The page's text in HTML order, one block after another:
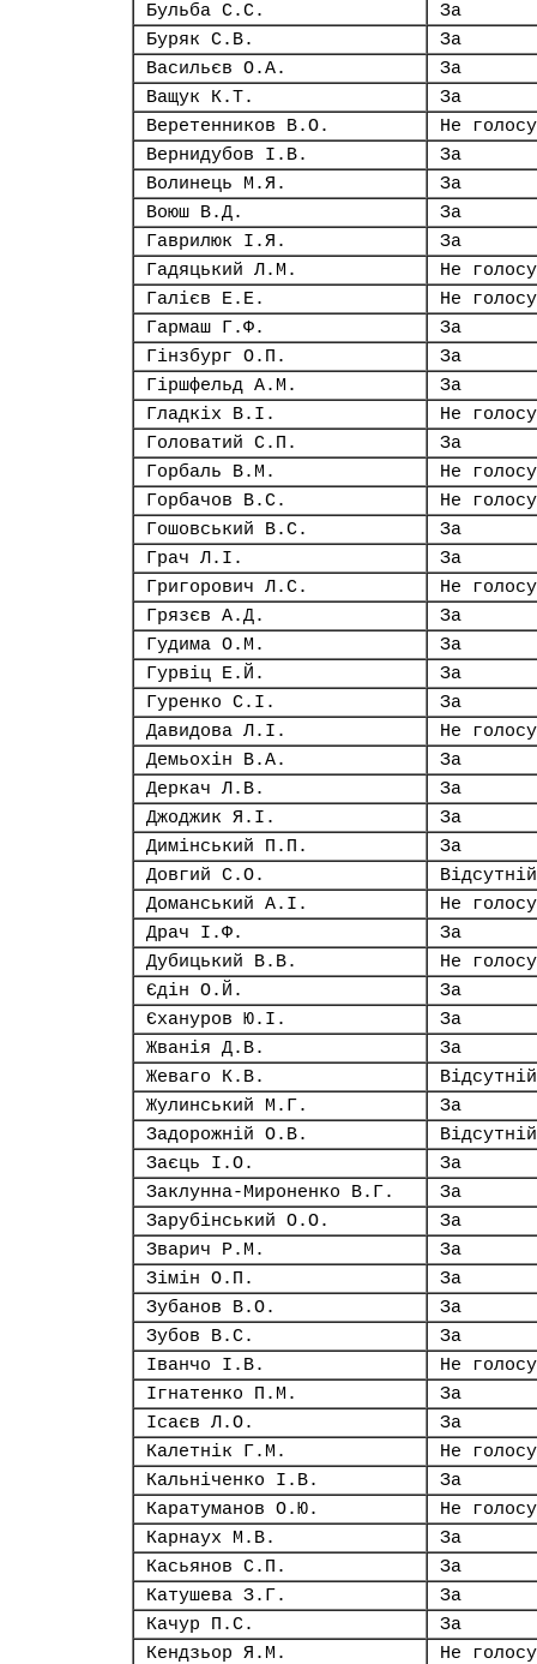
Бульба С.С.
За
Буряк С.В.
За
Васильєв О.А.
За
Ващук К.Т.
За
Веретенников В.О.
Не
Вернидубов І.В.
За
Волинець М.Я.
За
Воюш В.Д.
За
Гаврилюк І.Я.
За
Гадяцький Л.М.
Не
Галієв Е.Е.
Не
Гармаш Г.Ф.
За
Гінзбург О.П.
За
Гіршфельд А.М.
За
Гладкіх В.І.
Не
Головатий С.П.
За
Горбаль В.М.
Не
Горбачов В.С.
Не
Гошовський В.С.
За
Грач Л.І.
За
Григорович Л.С.
Не
Грязєв А.Д.
За
Гудима О.М.
За
Гурвіц Е.Й.
За
Гуренко С.І.
За
Давидова Л.І.
Не
Демьохін В.А.
За
Деркач Л.В.
За
Джоджик Я.І.
За
Димінський П.П.
За
Довгий С.О.
Відсутній
Доманський А.І.
Не
Драч І.Ф.
За
Дубицький В.В.
Не
Єдін О.Й.
За
Єхануров Ю.І.
За
Жванія Д.В.
За
Жеваго К.В.
Відсутній
Жулинський М.Г.
За
Задорожній О.В.
Відсутній
Заєць І.О.
За
Заклунна-Мироненко В.Г.
За
Зарубінський О.О.
За
Зварич Р.М.
За
Зімін О.П.
За
Зубанов В.О.
За
Зубов В.С.
За
Іванчо І.В.
Не
Ігнатенко П.М.
За
Ісаєв Л.О.
За
Калетнік Г.М.
Не
Кальніченко І.В.
За
Каратуманов О.Ю.
Не
Карнаух М.В.
За
Касьянов С.П.
За
Катушева З.Г.
За
Качур П.С.
За
Кендзьор Я.М.
Не